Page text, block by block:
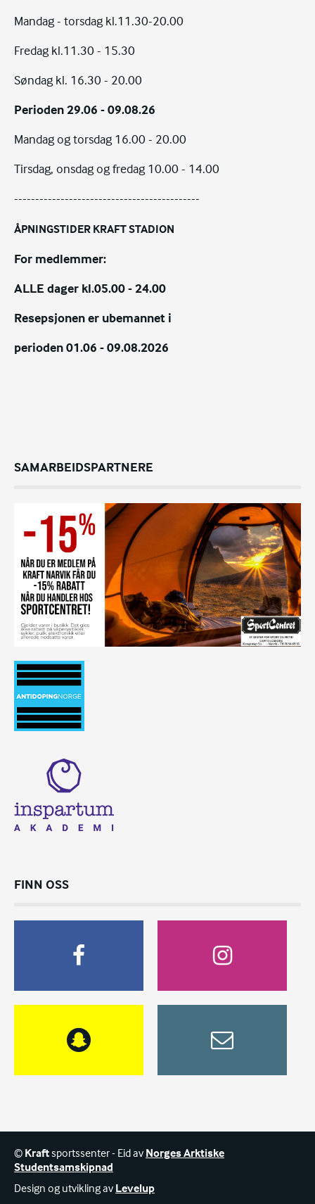
Mandag - torsdag kl.11.30-20.00
Fredag kl.11.30 - 15.30
Søndag kl. 16.30 - 20.00
Perioden 29.06 - 09.08.26
Mandag og torsdag 16.00 - 20.00
Tirsdag, onsdag og fredag 10.00 - 14.00
--------------------------------------------
ÅPNINGSTIDER KRAFT STADION
For medlemmer:
ALLE dager kl.05.00 - 24.00
Resepsjonen er ubemannet i
perioden01.06 - 09.08.2026
SAMARBEIDSPARTNERE
FINN OSS
© Kraftsportssenter - Eid av Norges Arktiske
Studentsamskipnad
Design og utvikling av Levelup